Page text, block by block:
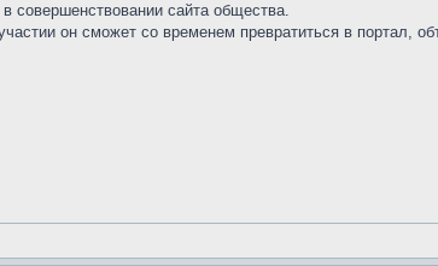
совершенствовании сайта общества.
он сможет со временем превратиться в портал,